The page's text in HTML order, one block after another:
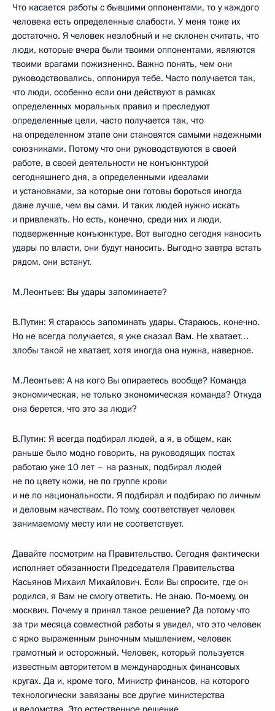
Что касается работы с бывшими оппонентами, то у каждого
человека есть определенные слабости. У меня тоже их
достаточно. Я человек незлобный и не склонен считать, что
люди, которые вчера были твоими оппонентами, являются
твоими врагами пожизненно. Важно понять, чем они
руководствовались, оппонируя тебе. Часто получается так,
что люди, особенно если они действуют в рамках
определенных моральных правил и преследуют
определенные цели, часто получается так, что
на определенном этапе они становятся самыми надежными
союзниками. Потому что они руководствуются в своей
работе, в своей деятельности не конъюнктурой
сегодняшнего дня, а определенными идеалами
и установками, за которые они готовы бороться иногда
даже лучше, чем вы сами. И таких людей нужно искать
и привлекать. Но есть, конечно, среди них и люди,
подверженные конъюнктуре. Вот выгодно сегодня наносить
удары по власти, они будут наносить. Выгодно завтра встать
рядом, они встанут.
М.Леонтьев: Вы удары запоминаете?
В.Путин: Я стараюсь запоминать удары. Стараюсь, конечно.
Но не всегда получается, я уже сказал Вам. Не хватает…
злобы такой не хватает, хотя иногда она нужна, наверное.
М.Леонтьев: А на кого Вы опираетесь вообще? Команда
экономическая, не только экономическая команда? Откуда
она берется, что это за люди?
В.Путин: Я всегда подбирал людей, а я, в общем, как
раньше было модно говорить, на руководящих постах
работаю уже 10 лет – на разных, подбирал людей
не по цвету кожи, не по группе крови
и не по национальности. Я подбирал и подбираю по личным
и деловым качествам. По тому, соответствует человек
занимаемому месту или не соответствует.
Давайте посмотрим на Правительство. Сегодня фактически
исполняет обязанности Председателя Правительства
Касьянов Михаил Михайлович. Если Вы спросите, где он
родился, я Вам не смогу ответить. Не знаю. По‑моему, он
москвич. Почему я принял такое решение? Да потому что
за три месяца совместной работы я увидел, что это человек
с ярко выраженным рыночным мышлением, человек
грамотный и осторожный. Человек, который пользуется
известным авторитетом в международных финансовых
кругах. Да и, кроме того, Министр финансов, на которого
технологически завязаны все другие министерства